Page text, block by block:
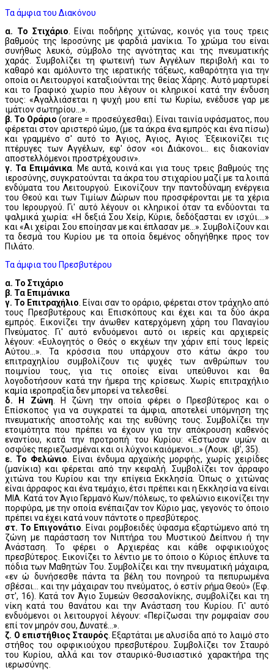
Τα άμφια του Διακόνου
α. Το Στιχάριο . Είναι ποδήρης χιτώνας, κοινός για τους τρεις
βαθμούς της Ιεροσύνης με φαρδιά μανίκια. Το χρώμα του είναι
συνήθως λευκό, σύμβολο της αγνότητας και της πνευματικής
χαράς. Συμβολίζει τη φωτεινή των Αγγέλων περιβολή και το
καθαρό και αμόλυντο της ιερατικής τάξεως, καθαρότητα για την
οποία οι Λειτουργοί καταξιούνται της θείας Χάρης. Αυτό μαρτυρεί
και το Γραφικό χωρίο που λέγουν οι κληρικοί κατά την ένδυση
τους: «Αγαλλιάσεται η ψυχή μου επί τω Κυρίω, ενέδυσε γαρ με
ιμάτιον σωτηρίου...».
β. Το Οράριο (orare = προσεύχεσθαι). Είναι ταινία υφάσματος, που
φέρεται στον αριστερό ώμο, (με τα άκρα ένα εμπρός και ένα πίσω)
και γραμμένο σ' αυτό το Άγιος, Άγιος, Άγιος. Έξεικονίζει τις
πτέρυγες των Αγγέλων, εφ' όσον «οι Διάκονοι... εις διακονίαν
αποστελλόμενοι προστρέχουσιν».
γ. Τα Επιμάνικα. Με αυτά, κοινά και για τους τρεις βαθμούς της
ιεροσύνης, συγκρατούνται τα άκρα του στιχαρίου μαζί με τα λοιπά
ενδύματα του Λειτουργού. Εικονίζουν την παντοδύναμη ενέργεια
του Θεού και των Τιμίων Δώρων που προσφέρονται με τα χέρια
του Ιερουργού. Γι' αυτό λέγουν οι κληρικοί όταν τα ενδύονται τα
ψαλμικά χωρία: «Η δεξιά Σου Χείρ, Κύριε, δεδόξασται εν ισχύι....»
και «Αι χείραι Σου εποίησαν με και έπλασαν με...». Συμβολίζουν και
τα δεσμά του Κυρίου με τα οποία δεμένος οδηγήθηκε προς τον
Πιλάτο.
Τα άμφια του Πρεσβυτέρου
α. Το Στιχάριο
β. Τα Επιμάνικα
γ. Το Επιτραχήλιο . Είναι σαν το οράριο, φέρεται στον τράχηλο από
τους Πρεσβυτέρους και Επισκόπους και έχει και τα δύο άκρα
εμπρός. Εικονίζει την άνωθεν κατερχόμενη χάρη του Παναγίου
Πνεύματος. Γι' αυτό ενδυόμενοι αυτό οι ιερείς και αρχιερείς
λέγουν: «Ευλογητός ο Θεός ο εκχέων την χάριν επί τους Ιερείς
Αύτου...». Τα κρόσσια που υπάρχουν στο κάτω άκρο του
επιτραχηλίου συμβολίζουν τις ψυχές των ανθρώπων του
ποιμνίου τους, για τις οποίες είναι υπεύθυνοι και θα
λογοδοτήσουν κατά την ήμερα της κρίσεως. Χωρίς επιτραχήλιο
καμία ιεροπραξία δεν μπορεί να τελεσθεί.
δ. Η Ζώνη . Η ζώνη την οποία φέρει ο Πρεσβύτερος και ο
Επίσκοπος για να συγκρατεί τα άμφια, αποτελεί υπόμνηση της
πνευματικής αποστολής και της ευθύνης τους. Συμβολίζει την
ετοιμότητα που πρέπει να έχουν για την απόκρουση καθενός
εναντίου, κατά την προτροπή του Κυρίου: «Έστωσαν υμών αι
οσφύες περιεζωσμέναι και οι λύχνοι καιόμενοι...» (Λουκ. ιβ', 35).
ε. Το Φελώνιο . Είναι ένδυμα αρχαϊκής μορφής, χωρίς χειρίδες
(μανίκια) και φέρεται από την κεφαλή. Συμβολίζει τον άρραφο
χιτώνα του Κυρίου και την επίγεια Εκκλησία. Όπως ο χιτώνας
είναι άρραφος και ένα τεμάχιο, έτσι πρέπει και η Εκκλησία να είναι
ΜΙΑ. Κατά τον Άγιο Γερμανό Κων/πόλεως, το φελώνιο εικονίζει την
πορφύρα, με την οποία ενέπαιζαν τον Κύριο μας, γεγονός το όποιο
πρέπει να έχει κατά νουν πάντοτε ο πρεσβύτερος.
στ. Το Επιγονάτιο . Είναι ρομβοειδές ύφασμα εξαρτώμενο από τη
ζώνη με παράσταση τον Νιπτήρα του Μυστικού Δείπνου ή την
Ανάσταση. Το φέρει ο Αρχιερέας και κάθε οφφικιούχος
πρεσβύτερος. Εικονίζει το λέντιο με το όποιο ο Κύριος έπλυνε τα
πόδια των Μαθητών Του. Συμβολίζει και την πνευματική μάχαιρα,
«εν ώ δυνήσεσθε πάντα τα βέλη του πονηρού τα πεπυρωμένα
σβέσαι... και την μάχαιραν του πνεύματος, ό εστίν ρήμα Θεού» (Εφ.
στ', 16). Κατά τον Άγιο Συμεών Θεσσαλονίκης, συμβολίζει και τη
νίκη κατά του θανάτου και την Ανάσταση του Κυρίου. Γι' αυτό
ενδυόμενοι οι λειτουργοί λέγουν: «Περίζωσαι την ρομφαίαν σου
επί τον μηρόν σου, Δυνατέ...».
ζ. Ο επιστήθιος Σταυρός. Εξαρτάται με αλυσίδα από το λαιμό στο
στήθος του οφφικιούχου πρεσβυτέρου. Συμβολίζει τον Σταυρό
του Κυρίου, αλλά και τον σταυρικό-θυσιαστικό χαρακτήρα της
ιερωσύνης.